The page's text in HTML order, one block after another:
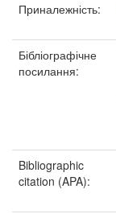
Приналежність:
Бібліографічне
посилання:
Bibliographic
citation (APA):